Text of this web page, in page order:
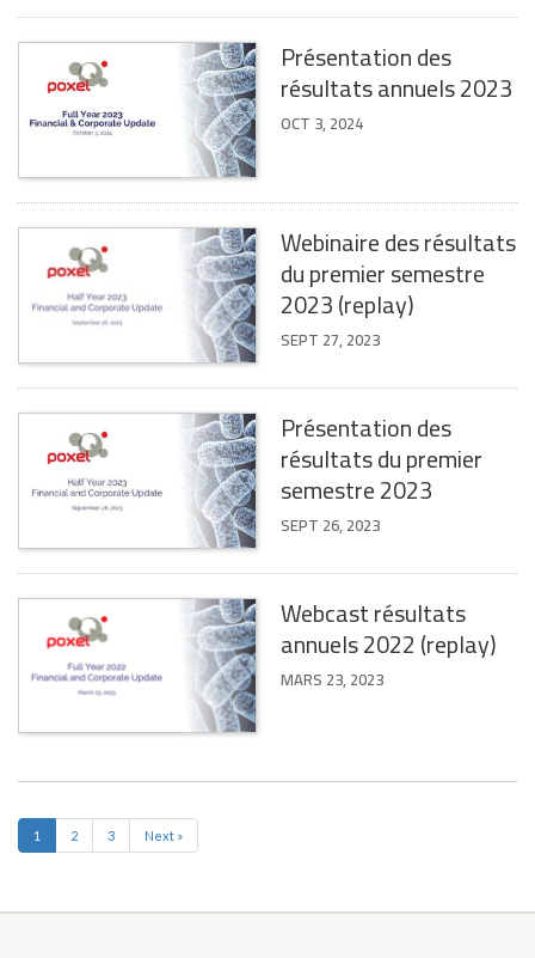
Présentation des
résultats annuels 2023
OCT 3, 2024
Webinaire des résultats
du premier semestre
2023 (replay)
SEPT 27, 2023
Présentation des
résultats du premier
semestre 2023
SEPT 26, 2023
Webcast résultats
annuels 2022 (replay)
MARS 23, 2023
1 2 3 Next »